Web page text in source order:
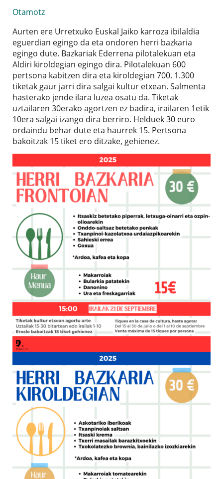
Otamotz
Aurten ere Urretxuko Euskal Jaiko karroza ibilaldia
eguerdian egingo da eta ondoren herri bazkaria
egingo dute. Bazkariak Ederrena pilotalekuan eta
Aldiri kiroldegian egingo dira. Pilotalekuan 600
pertsona kabitzen dira eta kiroldegian 700. 1.300
tiketak gaur jarri dira salgai kultur etxean. Salmenta
hasterako jende ilara luzea osatu da. Tiketak
uztailaren 30erako agortzen ez badira, irailaren 1etik
10era salgai izango dira berriro. Helduek 30 euro
ordaindu behar dute eta haurrek 15. Pertsona
bakoitzak 15 tiket ero ditzake, gehienez.